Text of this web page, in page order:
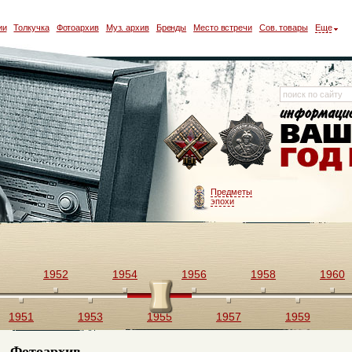
Толкучка Фотоархив Муз. архив Бренды Место встречи Сов. товары Еще
Предметы
эпохи
1951
1952
1953
1954
1955
1956
1957
1958
1959
1960